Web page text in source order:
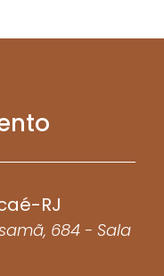
RJ
684 - Sala